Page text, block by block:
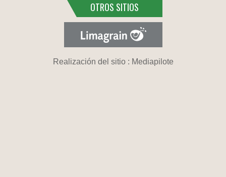
OTROS SITIOS
Realización del sitio : Mediapilote